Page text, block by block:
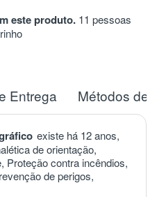
este produto. 11 pessoas
Entrega Métodos de
existe há 12 anos,
de orientação,
Proteção contra incêndios,
de perigos,